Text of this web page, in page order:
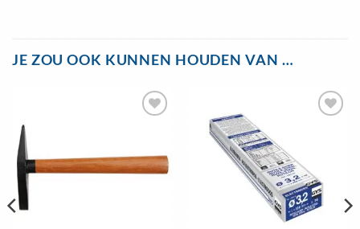
JE ZOU OOK KUNNEN HOUDEN VAN …